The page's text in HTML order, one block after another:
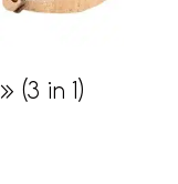
(3 in 1)